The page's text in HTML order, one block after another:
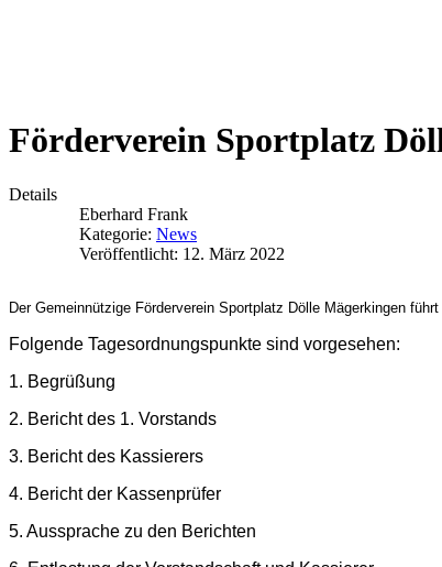
Förderverein Sportplatz
Details
Eberhard Frank
Kategorie: News
Veröffentlicht: 12. März 2022
Der Gemeinnützige Förderverein Sportplatz Dölle Mägerkingen
Folgende Tagesordnungspunkte sind vorgesehen:
1. Begrüßung
2. Bericht des 1. Vorstands
3. Bericht des Kassierers
4. Bericht der Kassenprüfer
5. Aussprache zu den Berichten